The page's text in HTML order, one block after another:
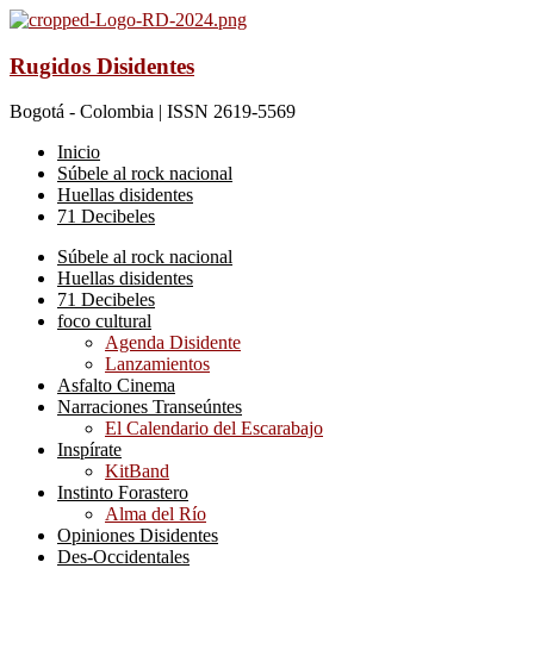
Rugidos Disidentes
Bogotá - Colombia | ISSN 2619-5569
Inicio
Súbele al rock nacional
Huellas disidentes
71 Decibeles
Súbele al rock nacional
Huellas disidentes
71 Decibeles
foco cultural
Agenda Disidente
Lanzamientos
Asfalto Cinema
Narraciones Transeúntes
El Calendario del Escarabajo
Inspírate
KitBand
Instinto Forastero
Alma del Río
Opiniones Disidentes
Des-Occidentales